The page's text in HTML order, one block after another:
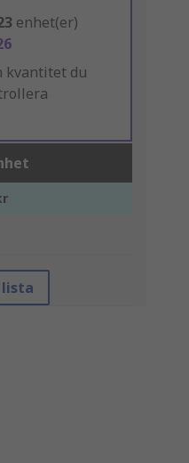
enhet(er)
kvantitet du